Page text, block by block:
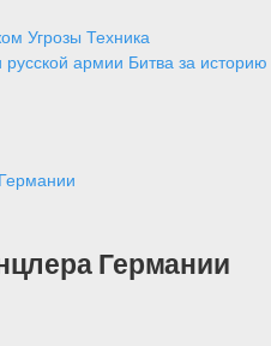
Угрозы Техника
армии Битва за историю
Германии